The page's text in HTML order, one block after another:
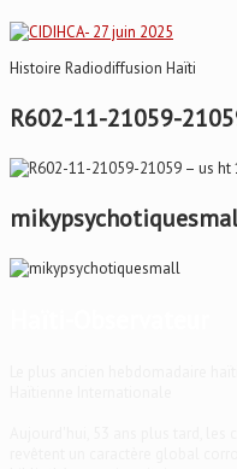
Histoire Radiodiffusion Haïti
R602-11-21059-